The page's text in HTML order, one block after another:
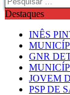
por:
Destaques
INÊS
GNR
JOVEM
PSP DE